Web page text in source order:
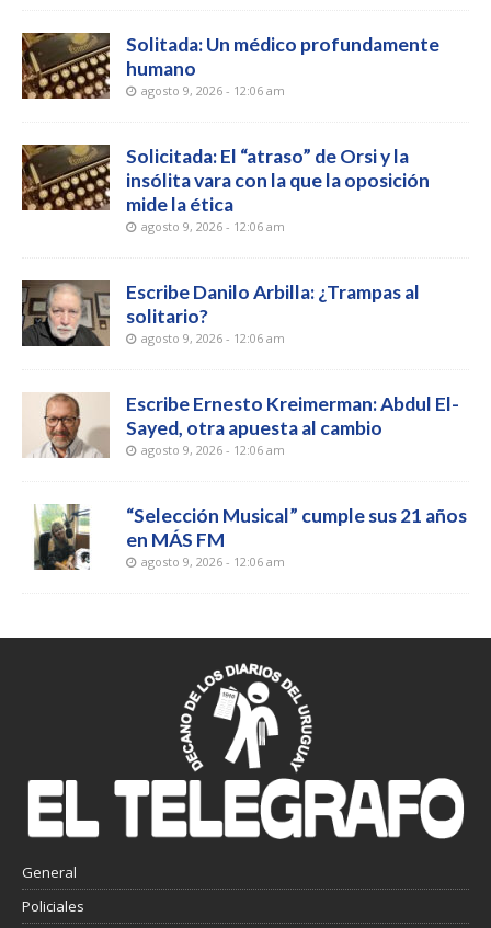
Solitada: Un médico profundamente
humano
agosto 9, 2026 - 12:06 am
Solicitada: El “atraso” de Orsi y la
insólita vara con la que la oposición
mide la ética
agosto 9, 2026 - 12:06 am
Escribe Danilo Arbilla: ¿Trampas al
solitario?
agosto 9, 2026 - 12:06 am
Escribe Ernesto Kreimerman: Abdul El-
Sayed, otra apuesta al cambio
agosto 9, 2026 - 12:06 am
“Selección Musical” cumple sus 21 años
en MÁS FM
agosto 9, 2026 - 12:06 am
General
Policiales